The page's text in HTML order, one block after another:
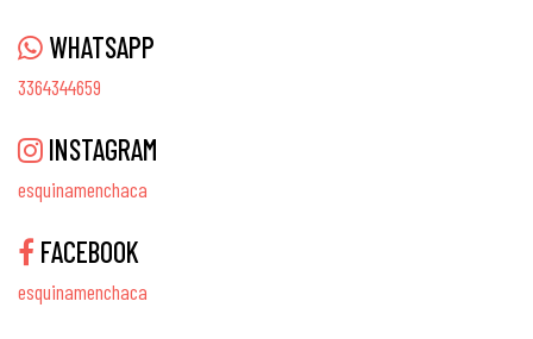
WHATSAPP
3364344659
INSTAGRAM
esquinamenchaca
FACEBOOK
esquinamenchaca